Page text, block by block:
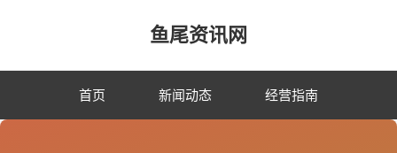
鱼尾资讯网
首页 新闻动态 经营指南